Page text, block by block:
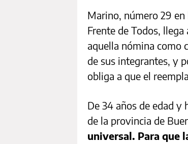
Marino, número 29
Frente de Todos,
aquella nómina como
de sus integrantes, y
obliga a que el
De 34 años de edad y
de la provincia de
universal. Para que